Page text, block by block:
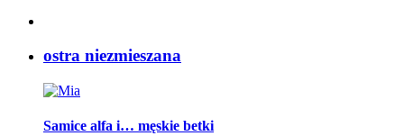
ostra niezmieszana
Samice alfa i… męskie betki